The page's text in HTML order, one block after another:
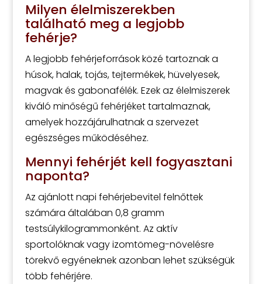
Milyen élelmiszerekben
található meg a legjobb
fehérje?
A legjobb fehérjeforrások közé tartoznak a
húsok, halak, tojás, tejtermékek, hüvelyesek,
magvak és gabonafélék. Ezek az élelmiszerek
kiváló minőségű fehérjéket tartalmaznak,
amelyek hozzájárulhatnak a szervezet
egészséges működéséhez.
Mennyi fehérjét kell fogyasztani
naponta?
Az ajánlott napi fehérjebevitel felnőttek
számára általában 0,8 gramm
testsúlykilogrammonként. Az aktív
sportolóknak vagy izomtömeg-növelésre
törekvő egyéneknek azonban lehet szükségük
több fehérjére.